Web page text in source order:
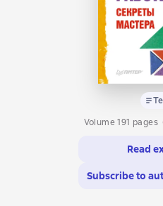
Volume 191 pages
Read
Subscribe to